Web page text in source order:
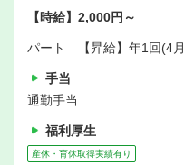
【時給】2,000円～
パート 【昇給】年1回(4月
手当
通勤手当
福利厚生
産休・育休取得実績有り